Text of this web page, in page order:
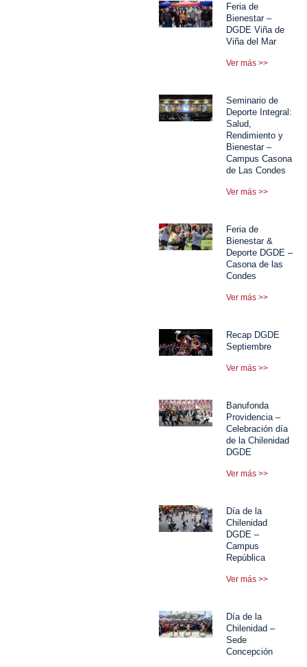
Feria de
Bienestar –
DGDE Viña de
Viña del Mar
Ver más >>
Seminario de
Deporte Integral:
Salud,
Rendimiento y
Bienestar –
Campus Casona
de Las Condes
Ver más >>
Feria de
Bienestar &
Deporte DGDE –
Casona de las
Condes
Ver más >>
Recap DGDE
Septiembre
Ver más >>
Banufonda
Providencia –
Celebración día
de la Chilenidad
DGDE
Ver más >>
Día de la
Chilenidad
DGDE –
Campus
República
Ver más >>
Día de la
Chilenidad –
Sede
Concepción